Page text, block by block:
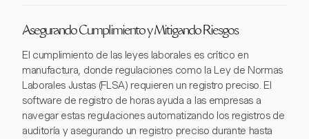
Asegurando Cumplimiento y Mitigando Riesgos
El cumplimiento de las leyes laborales es crítico en
manufactura, donde regulaciones como la Ley de Normas
Laborales Justas (FLSA) requieren un registro preciso. El
software de registro de horas ayuda a las empresas a
navegar estas regulaciones automatizando los registros de
auditoría y asegurando un registro preciso durante hasta